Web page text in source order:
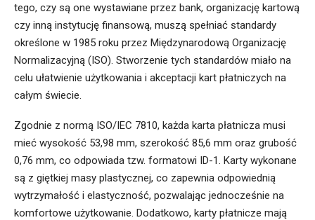
tego, czy są one wystawiane przez bank, organizację kartową
czy inną instytucję finansową, muszą spełniać standardy
określone w 1985 roku przez Międzynarodową Organizację
Normalizacyjną (ISO). Stworzenie tych standardów miało na
celu ułatwienie użytkowania i akceptacji kart płatniczych na
całym świecie.
Zgodnie z normą ISO/IEC 7810, każda karta płatnicza musi
mieć wysokość 53,98 mm, szerokość 85,6 mm oraz grubość
0,76 mm, co odpowiada tzw. formatowi ID-1. Karty wykonane
są z giętkiej masy plastycznej, co zapewnia odpowiednią
wytrzymałość i elastyczność, pozwalając jednocześnie na
komfortowe użytkowanie. Dodatkowo, karty płatnicze mają